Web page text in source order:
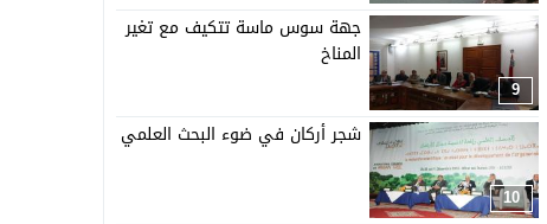
9
جهة سوس ماسة تتكيف مع تغير
المناخ
10
شجر أركان في ضوء البحث العلمي